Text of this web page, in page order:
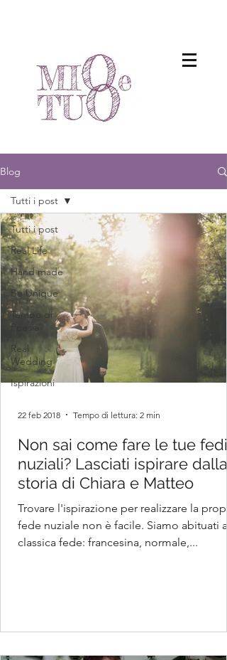
Blog
Tutti i post
Real Life
Hand made
Be Unique
Tempo di
Poesia
Real
Wedding
Ispirazioni
Tutti i post
Non sai come fare le tue fedi
nuziali? Lasciati ispirare dalla
storia di Chiara e Matteo
Trovare l'ispirazione per realizzare la
fede nuziale non è facile. Siamo abituati
classica fede: francesina, normale,...
22 feb 2018 Tempo di lettura: 2 min